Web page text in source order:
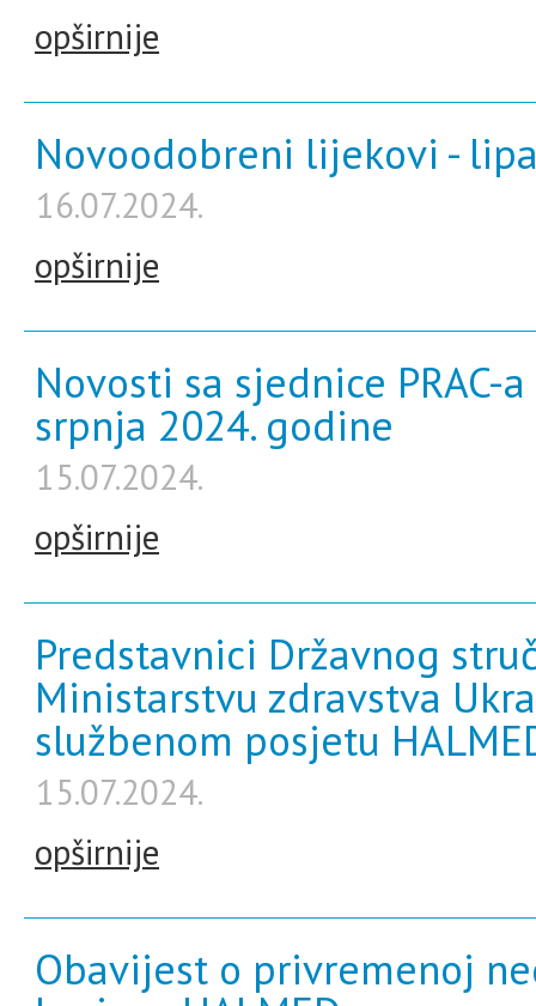
opširnije
Novoodobreni lijekovi -
16.07.2024.
opširnije
Novosti sa sjednice PRAC-
srpnja 2024. godine
15.07.2024.
opširnije
Predstavnici Državnog
Ministarstvu zdravstva
službenom posjetu
15.07.2024.
opširnije
Obavijest o privremenoj